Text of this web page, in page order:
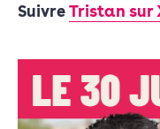
SuivreTristan sur